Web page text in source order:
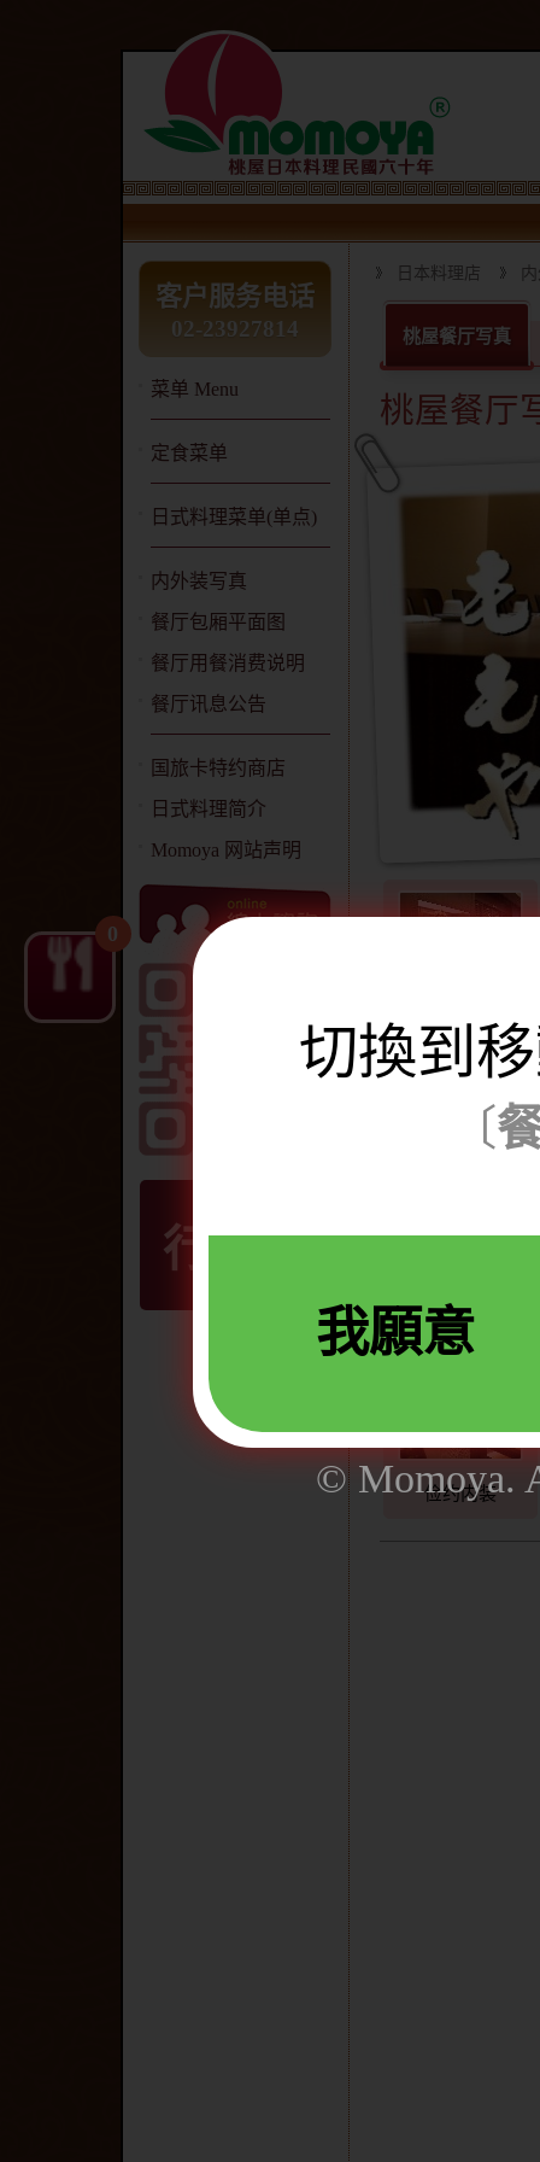
客户服务电话
02-23927814
菜单 Menu
定食菜单
日式料理菜单(单点)
内外装写真
餐厅包厢平面图
餐厅用餐消费说明
餐厅讯息公告
国旅卡特约商店
日式料理简介
Momoya 网站声明
行動版
日本料理店
桃屋餐厅写真
桃屋餐厅
寿司吧
俭约内装
0
切換到
〔
我願意
© Momoya.